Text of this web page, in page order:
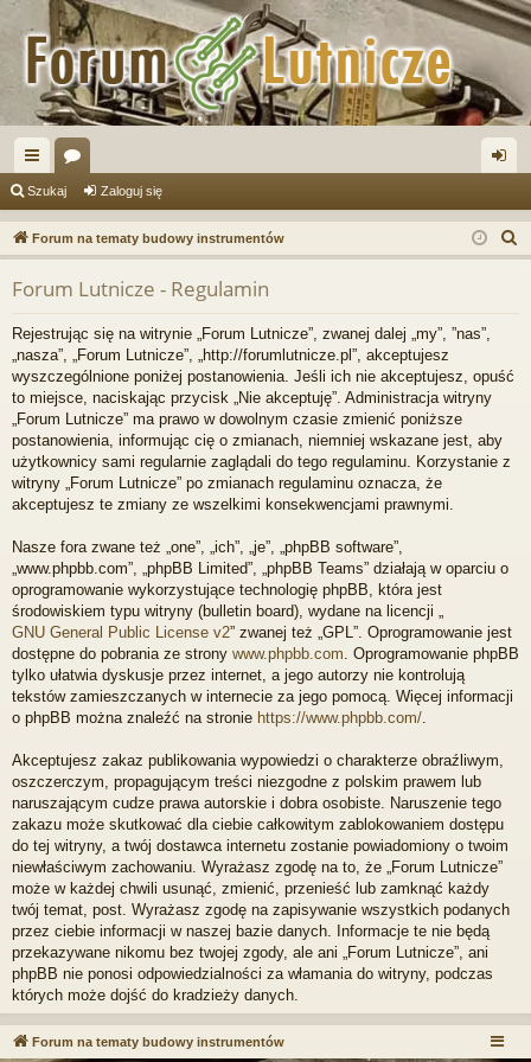
ię
ce
j
…
or
a og
uj
Szukaj Zaloguj się
Forum na tematy budowy instrumentów
z
Forum Lutnicze - Regulamin
Rejestrując się na witrynie „Forum Lutnicze”, zwanej dalej „my”, ”nas”,
„nasza”, „Forum Lutnicze”, „http://forumlutnicze.pl”, akceptujesz
wyszczególnione poniżej postanowienia. Jeśli ich nie akceptujesz, opuść
to miejsce, naciskając przycisk „Nie akceptuję”. Administracja witryny
„Forum Lutnicze” ma prawo w dowolnym czasie zmienić poniższe
postanowienia, informując cię o zmianach, niemniej wskazane jest, aby
użytkownicy sami regularnie zaglądali do tego regulaminu. Korzystanie z
witryny „Forum Lutnicze” po zmianach regulaminu oznacza, że
akceptujesz te zmiany ze wszelkimi konsekwencjami prawnymi.
Nasze fora zwane też „one”, „ich”, „je”, „phpBB software”,
„www.phpbb.com”, „phpBB Limited”, „phpBB Teams” działają w oparciu o
oprogramowanie wykorzystujące technologię phpBB, która jest
środowiskiem typu witryny (bulletin board), wydane na licencji „
GNU General Public License v2” zwanej też „GPL”. Oprogramowanie jest
dostępne do pobrania ze strony www.phpbb.com. Oprogramowanie phpBB
tylko ułatwia dyskusje przez internet, a jego autorzy nie kontrolują
tekstów zamieszczanych w internecie za jego pomocą. Więcej informacji
o phpBB można znaleźć na stronie https://www.phpbb.com/.
Akceptujesz zakaz publikowania wypowiedzi o charakterze obraźliwym,
oszczerczym, propagującym treści niezgodne z polskim prawem lub
naruszającym cudze prawa autorskie i dobra osobiste. Naruszenie tego
zakazu może skutkować dla ciebie całkowitym zablokowaniem dostępu
do tej witryny, a twój dostawca internetu zostanie powiadomiony o twoim
niewłaściwym zachowaniu. Wyrażasz zgodę na to, że „Forum Lutnicze”
może w każdej chwili usunąć, zmienić, przenieść lub zamknąć każdy
twój temat, post. Wyrażasz zgodę na zapisywanie wszystkich podanych
przez ciebie informacji w naszej bazie danych. Informacje te nie będą
przekazywane nikomu bez twojej zgody, ale ani „Forum Lutnicze”, ani
phpBB nie ponosi odpowiedzialności za włamania do witryny, podczas
których może dojść do kradzieży danych.
Forum na tematy budowy instrumentów